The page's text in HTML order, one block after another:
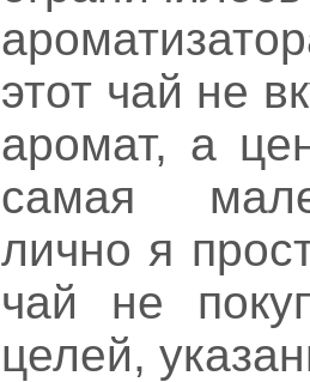
этот чай не
аромат, а
самая
лично я
чай не
целей,